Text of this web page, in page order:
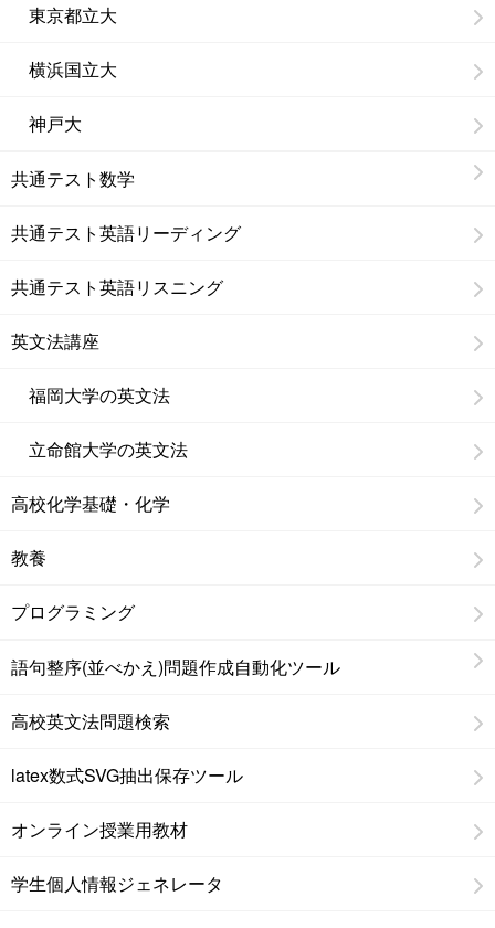
東京都立大
横浜国立大
神戸大
共通テスト数学
共通テスト英語リーディング
共通テスト英語リスニング
英文法講座
福岡大学の英文法
立命館大学の英文法
高校化学基礎・化学
教養
プログラミング
語句整序(並べかえ)問題作成自動化ツール
高校英文法問題検索
latex数式SVG抽出保存ツール
オンライン授業用教材
学生個人情報ジェネレータ